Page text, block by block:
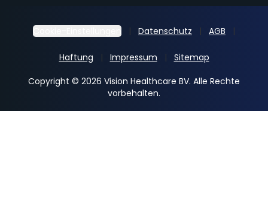
Cookie-Einstellungen Datenschutz AGB
Haftung Impressum
Sitemap
Copyright © 2026 Vision Healthcare BV. Alle Rechte
vorbehalten.